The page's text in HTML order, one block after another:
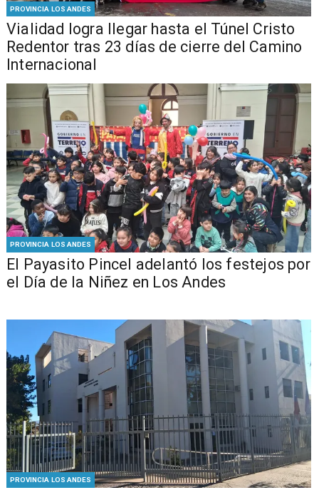
PROVINCIA LOS ANDES
Vialidad logra llegar hasta el Túnel Cristo
Redentor tras 23 días de cierre del Camino
Internacional
PROVINCIA LOS ANDES
El Payasito Pincel adelantó los festejos por
el Día de la Niñez en Los Andes
PROVINCIA LOS ANDES